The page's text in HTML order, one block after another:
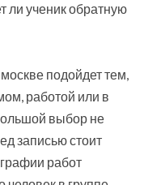
ли ученик обратную
подойдет тем,
работой или в
выбор не
записью стоит
работ